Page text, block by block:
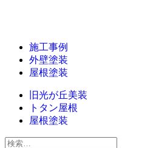
施工事例
外壁塗装
屋根塗装
旧光が丘美装
トタン屋根
屋根塗装
検